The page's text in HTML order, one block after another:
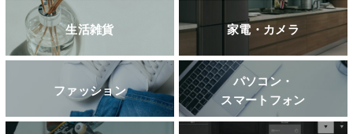
生活雑貨 家電・カメラ
ファッション
パソコン・
スマートフォン